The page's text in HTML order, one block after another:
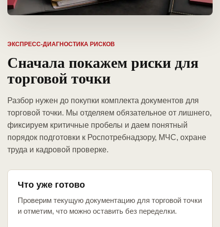
ЭКСПРЕСС-ДИАГНОСТИКА РИСКОВ
Сначала покажем риски для
торговой точки
Разбор нужен до покупки комплекта документов для
торговой точки. Мы отделяем обязательное от лишнего,
фиксируем критичные пробелы и даем понятный
порядок подготовки к Роспотребнадзору, МЧС, охране
труда и кадровой проверке.
Что уже готово
Проверим текущую документацию для торговой точки
и отметим, что можно оставить без переделки.